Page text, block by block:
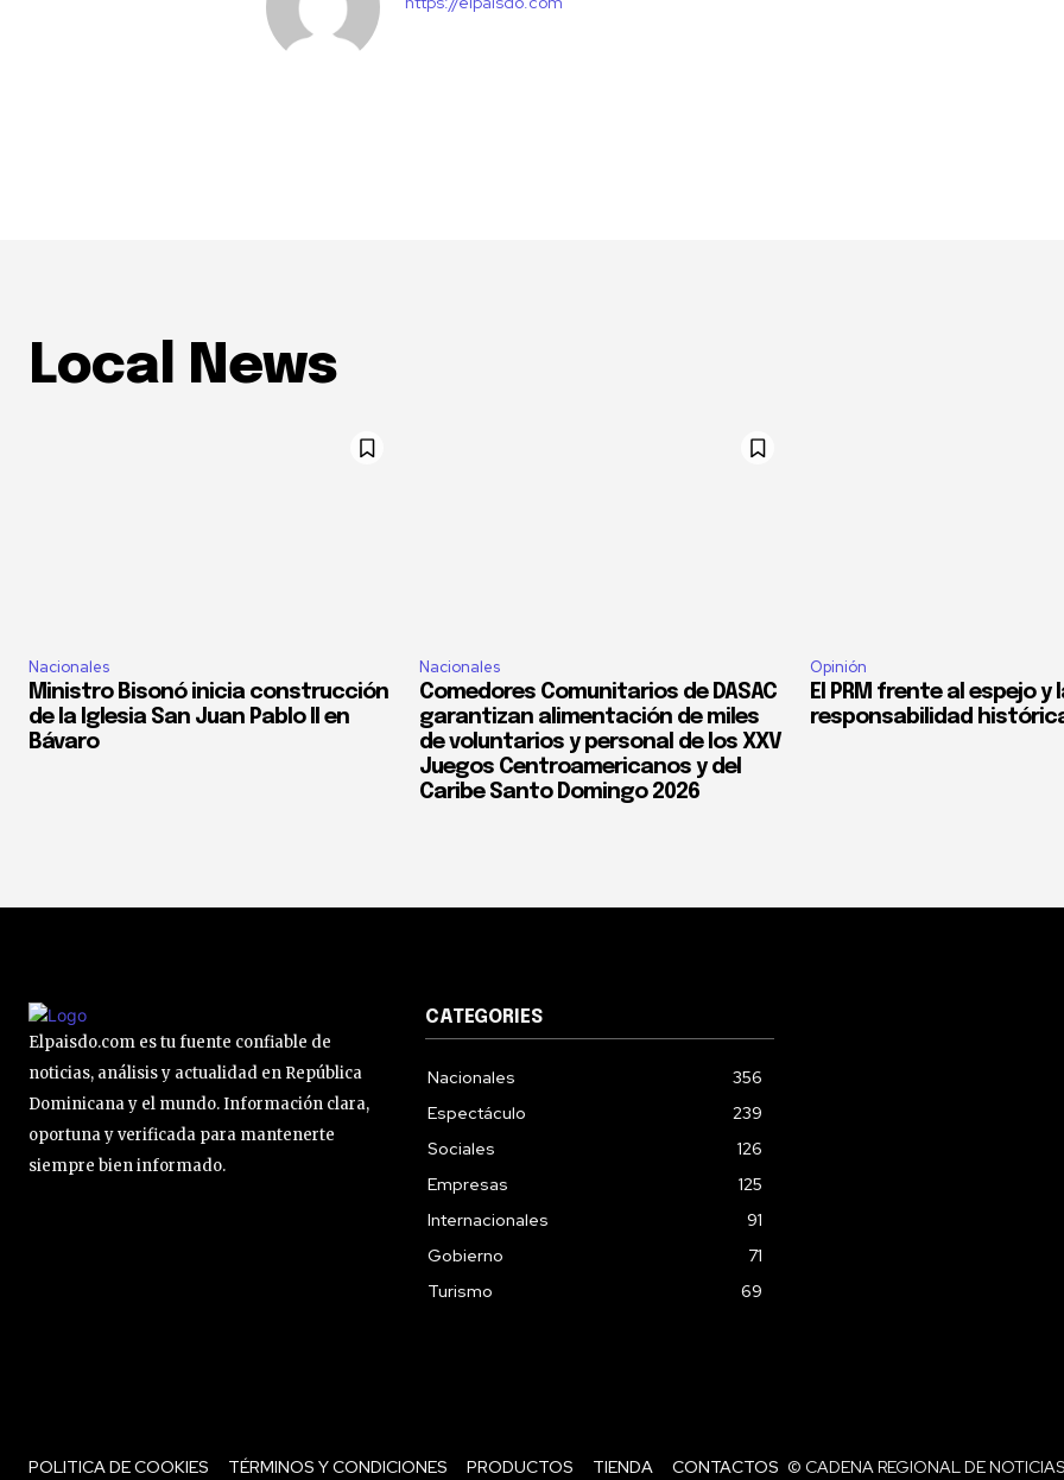
Local News
Nacionales
Ministro Bisonó inicia construcción
de la Iglesia San Juan Pablo II en
Bávaro
Nacionales
Comedores Comunitarios de DASAC
garantizan alimentación de miles
de voluntarios y personal de los XXV
Juegos Centroamericanos y del
Caribe Santo Domingo 2026
Opinión
El PRM frente al espejo y
responsabilidad
Elpaisdo.com es tu fuente confiable de
noticias, análisis y actualidad en República
Dominicana y el mundo. Información clara,
oportuna y verificada para mantenerte
siempre bien informado.
CATEGORIES
Nacionales
356
Espectáculo
239
Sociales
126
Empresas
125
Internacionales
91
Gobierno
71
Turismo
69
POLITICA DE COOKIES TÉRMINOS Y CONDICIONES PRODUCTOS TIENDA CONTACTOS © CADENA REGIONAL DE